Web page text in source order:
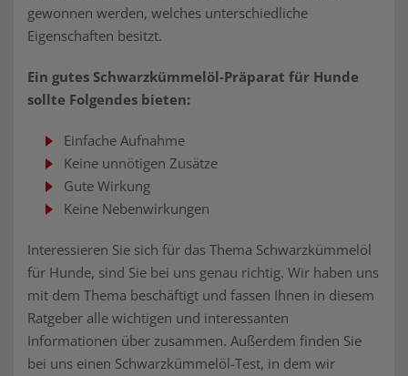
gewonnen werden, welches unterschiedliche
Eigenschaften besitzt.
Ein gutes Schwarzkümmelöl-Präparat für Hunde
sollte Folgendes bieten:
Einfache Aufnahme
Keine unnötigen Zusätze
Gute Wirkung
Keine Nebenwirkungen
Interessieren Sie sich für das Thema Schwarzkümmelöl
für Hunde, sind Sie bei uns genau richtig. Wir haben uns
mit dem Thema beschäftigt und fassen Ihnen in diesem
Ratgeber alle wichtigen und interessanten
Informationen über zusammen. Außerdem finden Sie
bei uns einen Schwarzkümmelöl-Test, in dem wir